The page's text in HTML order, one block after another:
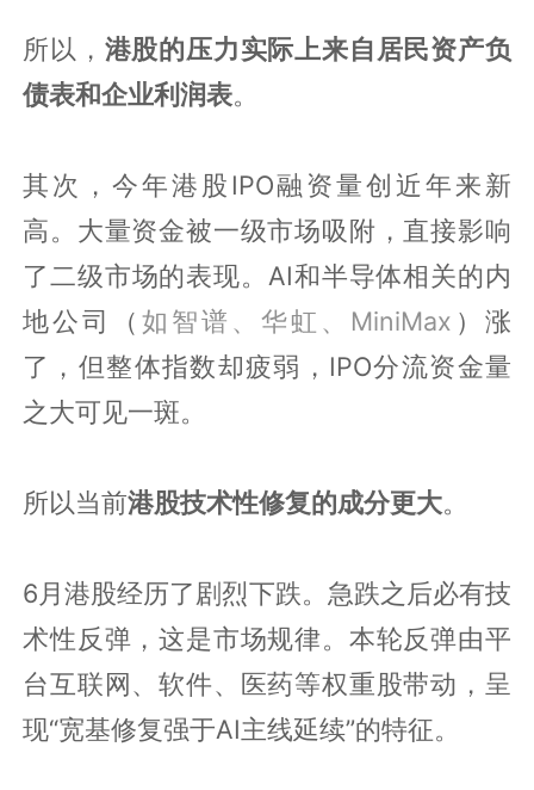
所以， 港股的压力实际上来自居民资产负
债表和企业利润表。
其次，今年港股IPO融资量创近年来新
高。大量资金被一级市场吸附，直接影响
了二级市场的表现。AI和半导体相关的内
地公司（如智谱、华虹、MiniMax ）涨
了，但整体指数却疲弱，IPO分流资金量
之大可见一斑。
所以当前港股技术性修复的成分更大。
6月港股经历了剧烈下跌。急跌之后必有技
术性反弹，这是市场规律。本轮反弹由平
台互联网、软件、医药等权重股带动，呈
现“宽基修复强于AI主线延续”的特征。